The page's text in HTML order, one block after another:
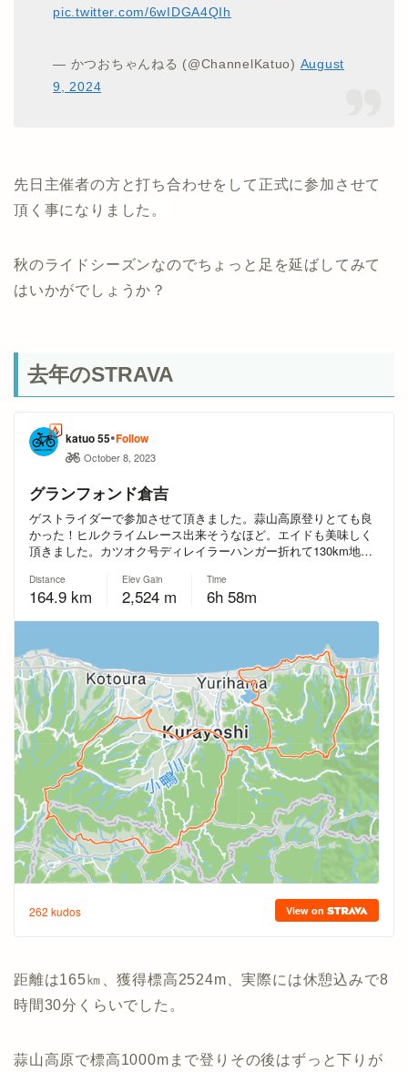
pic.twitter.com/6wIDGA4QIh
— かつおちゃんねる (@ChannelKatuo) August
9, 2024
先日主催者の方と打ち合わせをして正式に参加させて
頂く事になりました。
秋のライドシーズンなのでちょっと足を延ばしてみて
はいかがでしょうか？
去年のSTRAVA
距離は165㎞、獲得標高2524m、実際には休憩込みで8
時間30分くらいでした。
蒜山高原で標高1000mまで登りその後はずっと下りが